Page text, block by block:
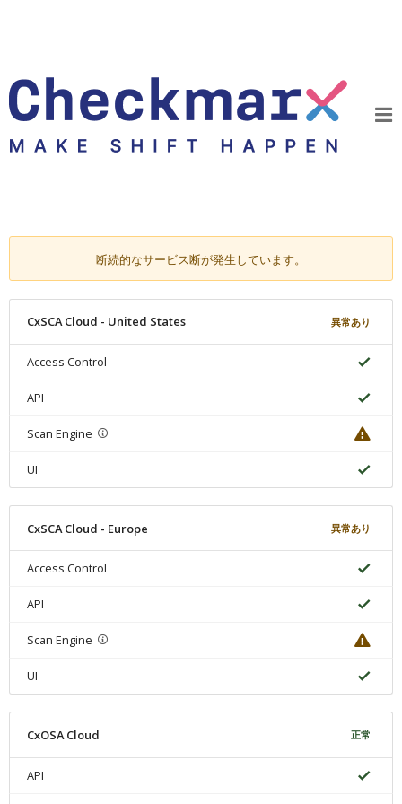
断続的なサービス断が発生しています。
CxSCA Cloud - United States 異常あり
Access Control
API
Scan Engine
UI
CxSCA Cloud - Europe 異常あり
Access Control
API
Scan Engine
UI
CxOSA Cloud 正常
API